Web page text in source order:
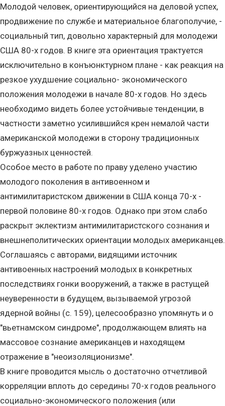
Молодой человек, ориентирующийся на деловой успех,
продвижение по службе и материальное благополучие, -
социальный тип, довольно характерный для молодежи
США 80-х годов. В книге эта ориентация трактуется
исключительно в конъюнктурном плане - как реакция на
резкое ухудшение социально- экономического
положения молодежи в начале 80-х годов. Но здесь
необходимо видеть более устойчивые тенденции, в
частности заметно усилившийся крен немалой части
американской молодежи в сторону традиционных
буржуазных ценностей.
Особое место в работе по праву уделено участию
молодого поколения в антивоенном и
антимилитаристском движении в США конца 70-х -
первой половине 80-х годов. Однако при этом слабо
раскрыт эклектизм антимилитаристского сознания и
внешнеполитических ориентации молодых американцев.
Соглашаясь с авторами, видящими источник
антивоенных настроений молодых в конкретных
последствиях гонки вооружений, а также в растущей
неуверенности в будущем, вызываемой угрозой
ядерной войны (с. 159), целесообразно упомянуть и о
"вьетнамском синдроме", продолжающем влиять на
массовое сознание американцев и находящем
отражение в "неоизоляционизме".
В книге проводится мысль о достаточно отчетливой
корреляции вплоть до середины 70-х годов реального
социально-экономического положения (или